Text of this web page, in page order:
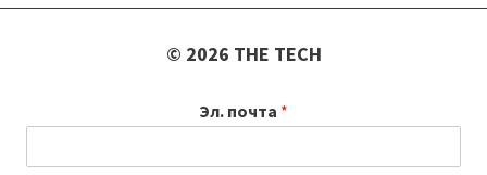
© 2026 THE TECH
Эл. почта *